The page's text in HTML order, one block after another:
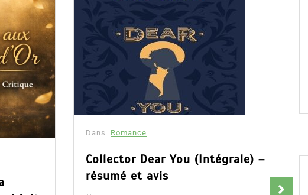
Dans Romance
Collector Dear You (Intégrale) –
résumé et avis